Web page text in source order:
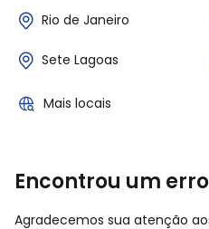
Rio de Janeiro
Sete Lagoas
Mais locais
Encontrou um
Agradecemos sua atenção